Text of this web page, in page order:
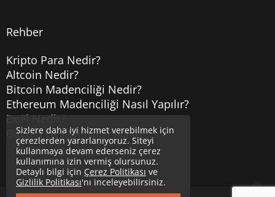
Rehber
Kripto Para Nedir?
Altcoin Nedir?
Bitcoin Madenciliği Nedir?
Ethereum Madenciliği Nasıl Yapılır?
DeFi Nedir?
Bitcoin Hesabı Nasıl Açılır?
Sizlere daha iyi hizmet verebilmek için
çerezlerden yararlanıyoruz. Siteyi
kullanmaya devam ederseniz çerez
kullanımına izin vermiş olursunuz.
Detaylı bilgi için Çerez Politikası ve
Gizlilik Politikası'nı inceleyebilirsiniz.